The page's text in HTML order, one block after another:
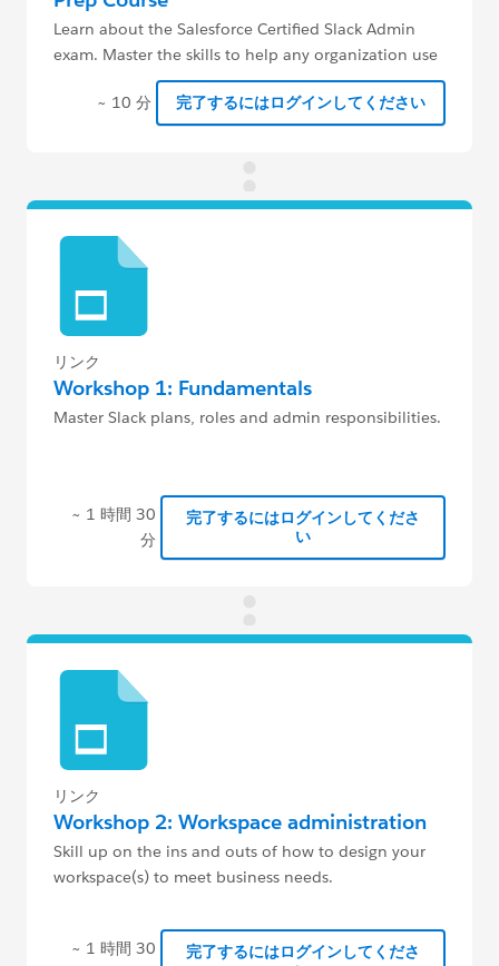
Learn about the Salesforce Certified Slack Admin
exam. Master the skills to help any organization use
Slack to become more productive.
~ 10 分
完了するにはログインしてください
リンク
Workshop 1: Fundamentals
Master Slack plans, roles and admin responsibilities.
~ 1 時間 30
分
完了するにはログインしてくださ
い
リンク
Workshop 2: Workspace administration
Skill up on the ins and outs of how to design your
workspace(s) to meet business needs.
~ 1 時間 30
完了するにはログインしてくださ